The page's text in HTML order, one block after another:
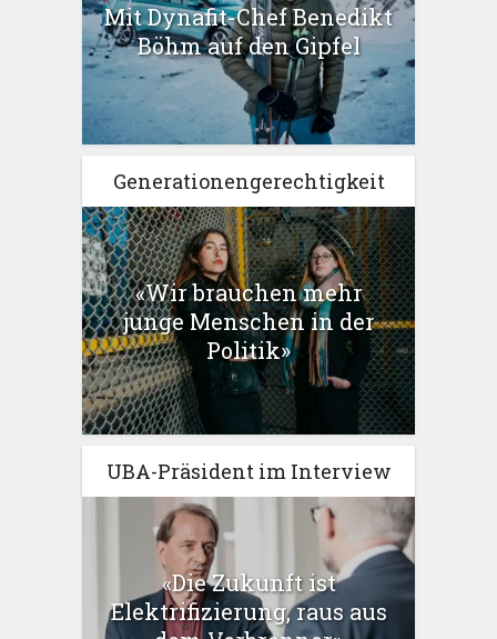
Mit Dynafit-Chef Benedikt
Böhm auf den Gipfel
Generationengerechtigkeit
«Wir brauchen mehr
junge Menschen in der
Politik»
UBA-Präsident im Interview
«Die Zukunft ist
Elektrifizierung, raus aus